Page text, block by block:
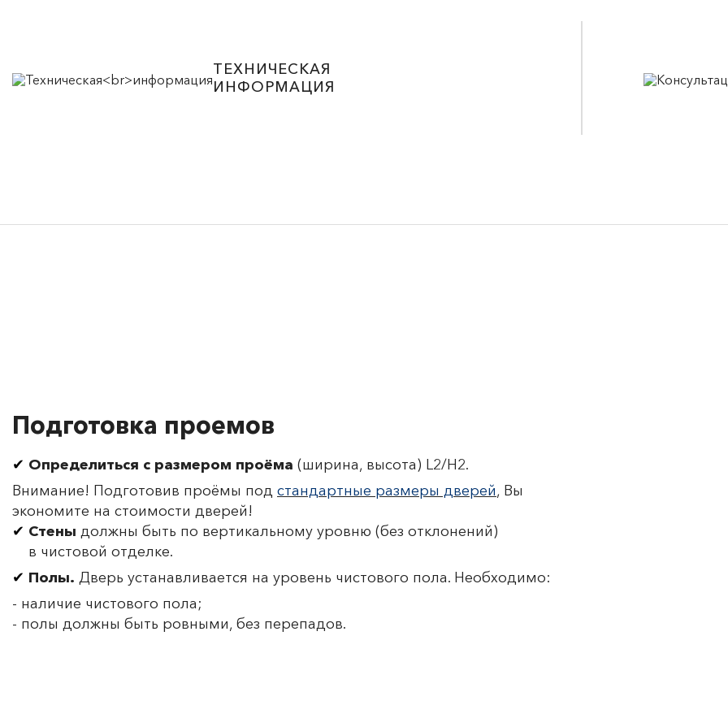
ТЕХНИЧЕСКАЯ
ИНФОРМАЦИЯ
Подготовка проемов
Определиться с размером проёма (ширина, высота) L2/H2.
Внимание! Подготовив проёмы под стандартные размеры дверей, Вы
экономите на стоимости дверей!
Стены должны быть по вертикальному уровню (без отклонений)
в чистовой отделке.
Полы. Дверь устанавливается на уровень чистового пола. Необходимо:
- наличие чистового пола;
- полы должны быть ровными, без перепадов.